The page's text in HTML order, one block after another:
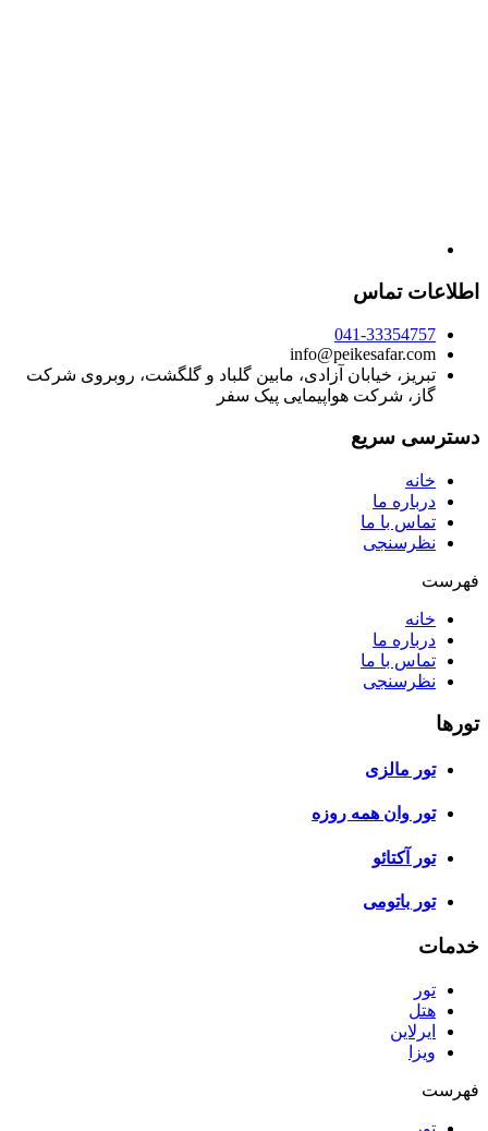
اطلاعات تماس
041-33354757
info@peikesafar.com
تبریز، خیابان آزادی، مابین گلباد و گلگشت، روبروی شرکت
گاز، شرکت هواپیمایی پیک سفر
دسترسی سریع
خانه
درباره ما
تماس با ما
نظرسنجی
فهرست
خانه
درباره ما
تماس با ما
نظرسنجی
تورها
تور مالزی
تور وان همه روزه
تور آکتائو
تور باتومی
خدمات
تور
هتل
ایرلاین
ویزا
فهرست